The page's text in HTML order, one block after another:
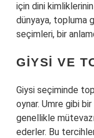
için dini
dünyaya, topluma
seçimleri, bir
GIYSI VE
Giysi seçiminde
oynar. Umre gibi
genellikle
ederler. Bu